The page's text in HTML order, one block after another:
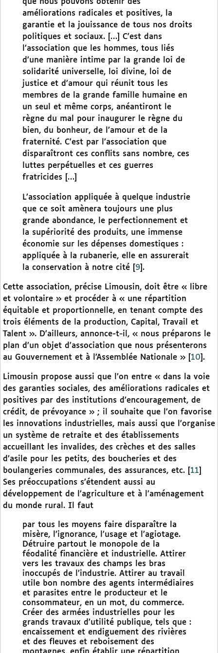
que nous pouvons obtenir des
améliorations radicales et positives, la
garantie et la jouissance de tous nos droits
politiques et sociaux. […] C’est dans
l’association que les hommes, tous liés
d’une manière intime par la grande loi de
solidarité universelle, loi divine, loi de
justice et d’amour qui réunit tous les
membres de la grande famille humaine en
un seul et même corps, anéantiront le
règne du mal pour inaugurer le règne du
bien, du bonheur, de l’amour et de la
fraternité. C’est par l’association que
disparaîtront ces conflits sans nombre, ces
luttes perpétuelles et ces guerres
fratricides […]
L’association appliquée à quelque industrie
que ce soit amènera toujours une plus
grande abondance, le perfectionnement et
la supériorité des produits, une immense
économie sur les dépenses domestiques :
appliquée à la rubanerie, elle en assurerait
la conservation à notre cité
9 .
Cette association, précise Limousin, doit être « libre
et volontaire » et procéder à « une répartition
équitable et proportionnelle, en tenant compte des
trois éléments de la production, Capital, Travail et
Talent ». D’ailleurs, annonce-t-il, « nous préparons le
plan d’un objet d’association que nous présenterons
au Gouvernement et à l’Assemblée Nationale »
10 .
Limousin propose aussi que l’on entre « dans la voie
des garanties sociales, des améliorations radicales et
positives par des institutions d’encouragement, de
crédit, de prévoyance » ; il souhaite que l’on favorise
les innovations industrielles, mais aussi que l’organise
un système de retraite et des établissements
accueillant les invalides, des crèches et des salles
d’asile pour les petits, des boucheries et des
boulangeries communales, des assurances, etc.
11
Ses préoccupations s’étendent aussi au
développement de l’agriculture et à l’aménagement
du monde rural. Il faut
par tous les moyens faire disparaître la
misère, l’ignorance, l’usage et l’agiotage.
Détruire partout le monopole de la
féodalité financière et industrielle. Attirer
vers les travaux des champs les bras
inoccupés de l’industrie. Attirer au travail
utile bon nombre des agents intermédiaires
et parasites entre le producteur et le
consommateur, en un mot, du commerce.
Créer des armées industrielles pour les
grands travaux d’utilité publique, tels que :
encaissement et endiguement des rivières
et des fleuves et reboisement des